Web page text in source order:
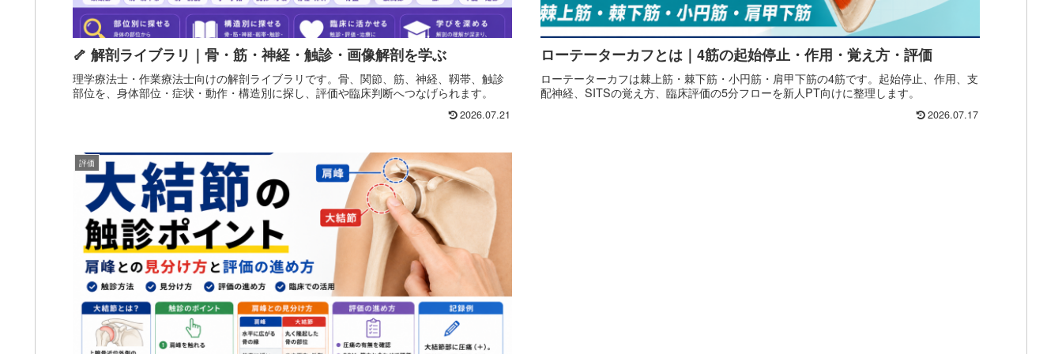
🦴 解剖ライブラリ｜骨・筋・神経・触診・画像解剖を学ぶ
理学療法士・作業療法士向けの解剖ライブラリです。骨、関節、筋、神経、靱帯、触診
部位を、身体部位・症状・動作・構造別に探し、評価や臨床判断へつなげられます。
2026.07.21
ローテーターカフとは｜4筋の起始停止・作用・覚え方・評価
ローテーターカフは棘上筋・棘下筋・小円筋・肩甲下筋の4筋です。起始停止、作用、支
配神経、SITSの覚え方、臨床評価の5分フローを新人PT向けに整理します。
2026.07.17
評価